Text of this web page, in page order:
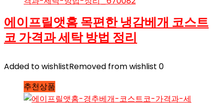
에이프릴앳홈 목편한 냉감베개 코스트
코 가격과 세탁 방법 정리
Added to wishlistRemoved from wishlist 0
추천상품